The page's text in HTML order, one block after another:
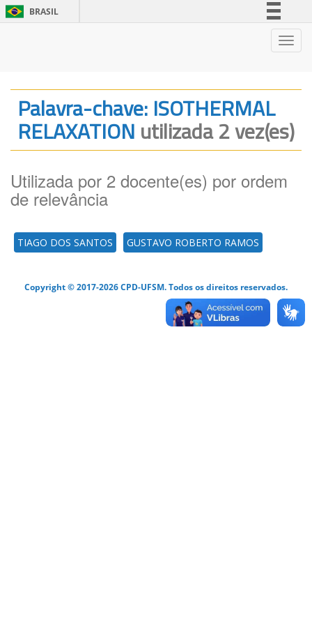
BRASIL
Legislação
Canais
Palavra-chave: ISOTHERMAL
RELAXATION utilizada 2 vez(es)
Utilizada por 2 docente(es) por ordem
de relevância
TIAGO DOS SANTOS GUSTAVO ROBERTO RAMOS
Copyright © 2017-2026 CPD-UFSM. Todos os direitos reservados.